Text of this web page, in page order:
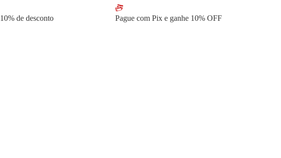
10% de desconto Pague com Pix e ganhe 10% OFF